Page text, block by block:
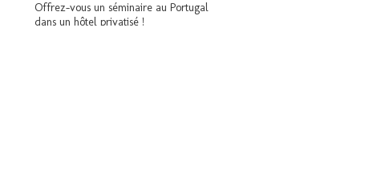
Offrez-vous un séminaire au Portugal
dans un hôtel privatisé !